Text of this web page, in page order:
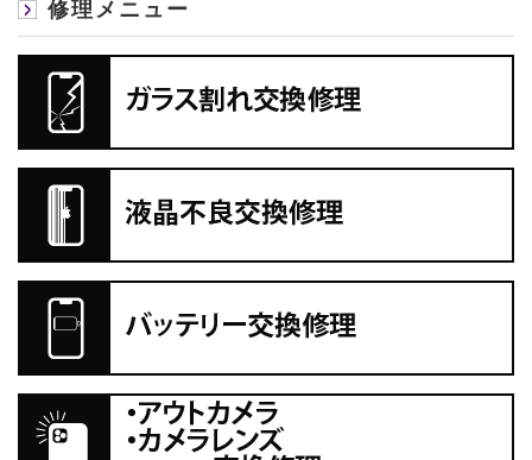
修理メニュー